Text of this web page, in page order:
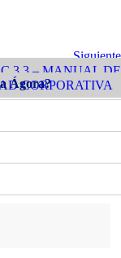
Siguiente
Entrada
Siguiente
3.3 – MANUAL DE
CORPORATIVA
Ágora?